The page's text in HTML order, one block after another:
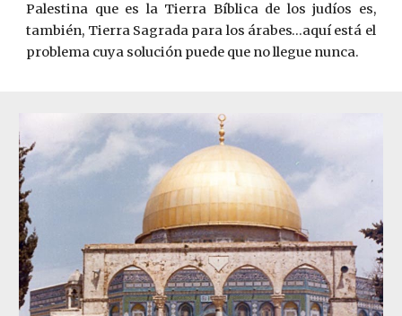
Palestina que es la Tierra Bíblica de los judíos es,
también, Tierra Sagrada para los árabes…aquí está el
problema cuya solución puede que no llegue nunca.